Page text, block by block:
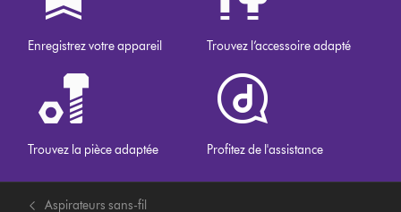
Enregistrez votre appareil Trouvez l’accessoire adapté
Trouvez la pièce adaptée Profitez de l'assistance
Aspirateurs sans-fil